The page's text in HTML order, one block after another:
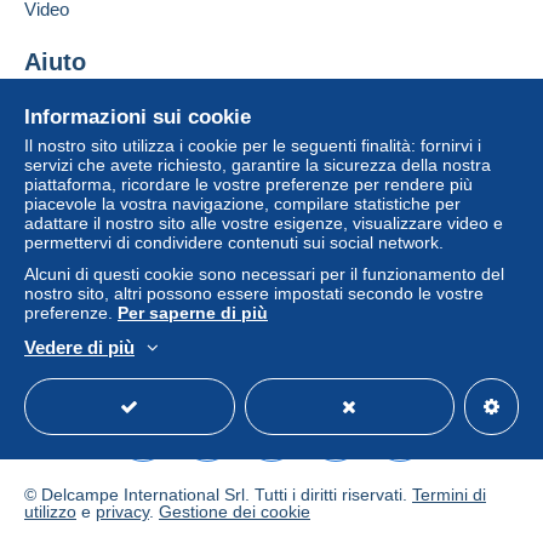
dell'acquirente.
clausole relative al pagamento, queste sono da
considerarsi nulle e non dovute. Le condizioni di
pagamento del sito Delcampe, definite nelle
condizioni d'uso, sono le uniche applicabili.
Gli acquisti devono essere pagati entro14 giorni
venditore.
Garanzia:
Diritto di recesso
dell'acquirente.
Per conoscere i termini per il reso e per il rimborso
consulta la Carta Delcampe
Informazioni sui cookie
Il nostro sito utilizza i cookie per le seguenti finalità: fornirvi i
servizi che avete richiesto, garantire la sicurezza della nostra
piattaforma, ricordare le vostre preferenze per rendere più
piacevole la vostra navigazione, compilare statistiche per
adattare il nostro sito alle vostre esigenze, visualizzare video e
permettervi di condividere contenuti sui social network.
Alcuni di questi cookie sono necessari per il funzionamento del
nostro sito, altri possono essere impostati secondo le vostre
preferenze. Per saperne di più
Vedere di più
Video
Aiuto
Acquistare su Delcampe
Vendere su Delcampe
Un sito sicuro
© Delcampe International Srl. Tutti i diritti riservati. Termini di
utilizzo e privacy. Gestione dei cookie